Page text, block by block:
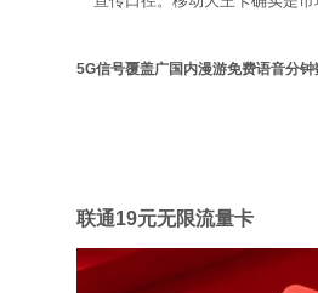
5G信号覆盖广国内漫游免费语音分钟
联通19元无限流量卡